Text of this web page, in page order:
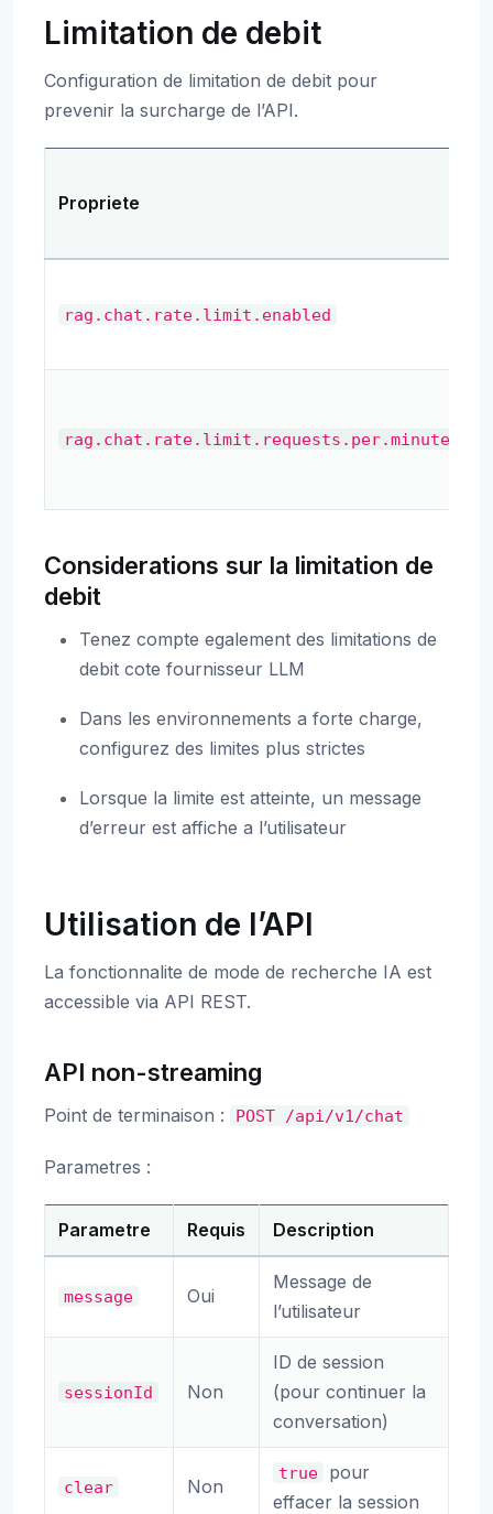
Limitation de debit
Configuration de limitation de debit pour
prevenir la surcharge de l’API.
Propriete
rag.chat.rate.limit.enabled
rag.chat.rate.limit.requests.per.minute
Considerations sur la limitation de
debit
Tenez compte egalement des limitations de
debit cote fournisseur LLM
Dans les environnements a forte charge,
configurez des limites plus strictes
Lorsque la limite est atteinte, un message
d’erreur est affiche a l’utilisateur
Utilisation de l’API
La fonctionnalite de mode de recherche IA est
accessible via API REST.
API non-streaming
Point de terminaison : POST /api/v1/chat
Parametres :
Parametre Requis Description
message Oui
Message de
l’utilisateur
sessionId Non
ID de session
(pour continuer la
conversation)
clear Non
true
pour
effacer la session